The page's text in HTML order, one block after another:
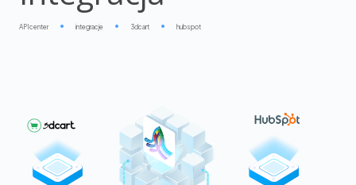
APIcenter integracje 3dcart hubspot